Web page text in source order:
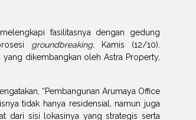
fasilitasnya dengan gedung
groundbreaking, Kamis (12/10).
dikembangkan oleh Astra Property,
“Pembangunan Arumaya Office
tidak hanya residensial, namun juga
dari sisi lokasinya yang strategis serta